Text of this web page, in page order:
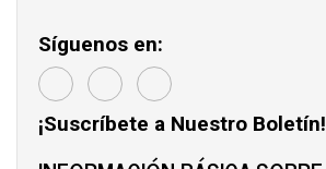
Síguenos en:
¡Suscríbete a Nuestro Boletín!